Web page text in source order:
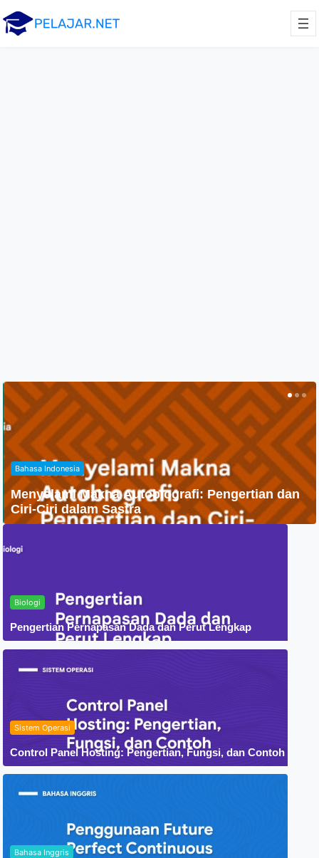
Agama
Penyebaran Agama Islam Di Indonesia
Biologi
Pengertian Pernapasan Dada dan Perut Lengkap
Sistem Operasi
Control Panel Hosting: Pengertian, Fungsi, dan Contoh
Bahasa Inggris